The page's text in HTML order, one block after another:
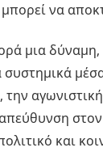
να
μια
την
και